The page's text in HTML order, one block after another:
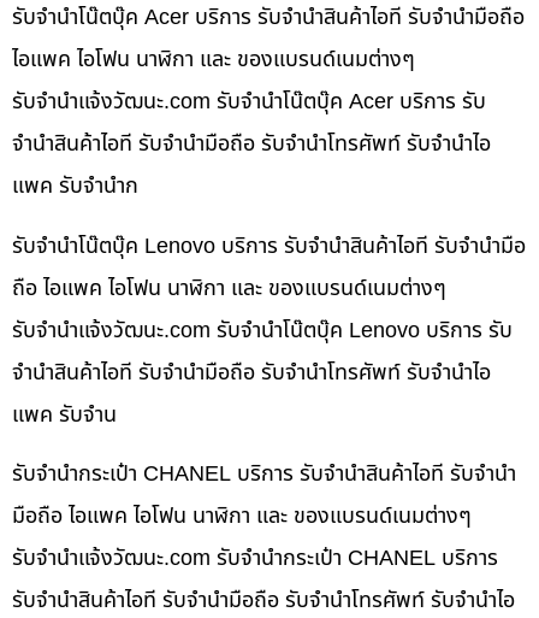
รับจำนำโน๊ตบุ๊ค Acer บริการ รับจำนำสินค้าไอที รับจำนำมือถือ
ไอแพค ไอโฟน นาฬิกา และ ของแบรนด์เนมต่างๆ
รับจํานําแจ้งวัฒนะ.com รับจำนำโน๊ตบุ๊ค Acer บริการ รับ
จำนำสินค้าไอที รับจำนำมือถือ รับจำนำโทรศัพท์ รับจำนำไอ
แพค รับจำนำก
รับจำนำโน๊ตบุ๊ค Lenovo บริการ รับจำนำสินค้าไอที รับจำนำมือ
ถือ ไอแพค ไอโฟน นาฬิกา และ ของแบรนด์เนมต่างๆ
รับจํานําแจ้งวัฒนะ.com รับจำนำโน๊ตบุ๊ค Lenovo บริการ รับ
จำนำสินค้าไอที รับจำนำมือถือ รับจำนำโทรศัพท์ รับจำนำไอ
แพค รับจำน
รับจำนำกระเป๋า CHANEL บริการ รับจำนำสินค้าไอที รับจำนำ
มือถือ ไอแพค ไอโฟน นาฬิกา และ ของแบรนด์เนมต่างๆ
รับจํานําแจ้งวัฒนะ.com รับจำนำกระเป๋า CHANEL บริการ
รับจำนำสินค้าไอที รับจำนำมือถือ รับจำนำโทรศัพท์ รับจำนำไอ